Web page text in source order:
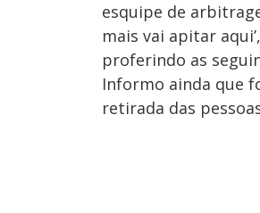
esquipe de
mais vai apitar
proferindo as
Informo ainda que
retirada das